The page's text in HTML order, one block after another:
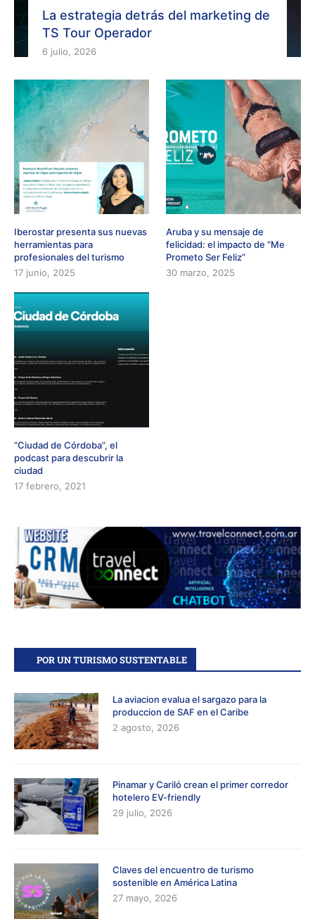
La estrategia detrás del marketing de
TS Tour Operador
6 julio, 2026
Iberostar presenta sus nuevas
herramientas para
profesionales del turismo
17 junio, 2025
Aruba y su mensaje de
felicidad: el impacto de “Me
Prometo Ser Feliz”
30 marzo, 2025
“Ciudad de Córdoba”, el
podcast para descubrir la
ciudad
17 febrero, 2021
POR UN TURISMO SUSTENTABLE
La aviacion evalua el sargazo para la
produccion de SAF en el Caribe
2 agosto, 2026
Pinamar y Cariló crean el primer corredor
hotelero EV-friendly
29 julio, 2026
Claves del encuentro de turismo
sostenible en América Latina
27 mayo, 2026